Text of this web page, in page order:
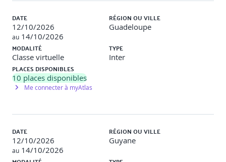
DATE
12/10/2026
au 14/10/2026
RÉGION OU VILLE
Guadeloupe
MODALITÉ
Classe virtuelle
TYPE
Inter
PLACES DISPONIBLES
10 places disponibles
Me connecter à myAtlas
DATE
12/10/2026
au 14/10/2026
RÉGION OU VILLE
Guyane